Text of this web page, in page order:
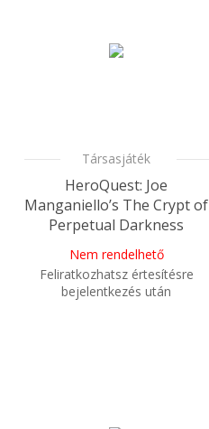
Társasjáték
HeroQuest: Joe
Manganiello’s The Crypt of
Perpetual Darkness
Nem rendelhető
Feliratkozhatsz értesítésre
bejelentkezés után